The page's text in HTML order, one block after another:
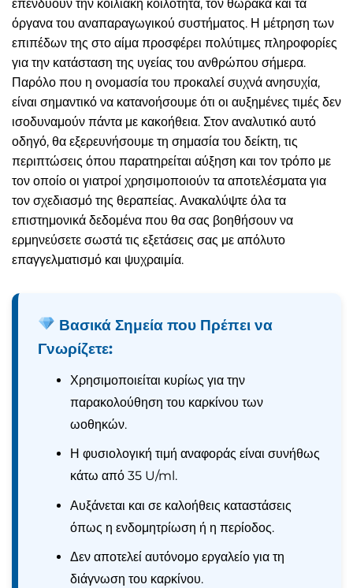
επενδύουν την κοιλιακή κοιλότητα, τον θώρακα και τα
όργανα του αναπαραγωγικού συστήματος. Η μέτρηση των
επιπέδων της στο αίμα προσφέρει πολύτιμες πληροφορίες
για την κατάσταση της υγείας του ανθρώπου σήμερα.
Παρόλο που η ονομασία του προκαλεί συχνά ανησυχία,
είναι σημαντικό να κατανοήσουμε ότι οι αυξημένες τιμές δεν
ισοδυναμούν πάντα με κακοήθεια. Στον αναλυτικό αυτό
οδηγό, θα εξερευνήσουμε τη σημασία του δείκτη, τις
περιπτώσεις όπου παρατηρείται αύξηση και τον τρόπο με
τον οποίο οι γιατροί χρησιμοποιούν τα αποτελέσματα για
τον σχεδιασμό της θεραπείας. Ανακαλύψτε όλα τα
επιστημονικά δεδομένα που θα σας βοηθήσουν να
ερμηνεύσετε σωστά τις εξετάσεις σας με απόλυτο
επαγγελματισμό και ψυχραιμία.
Βασικά Σημεία που Πρέπει να
Γνωρίζετε:
Χρησιμοποιείται κυρίως για την
παρακολούθηση του καρκίνου των
ωοθηκών.
Η φυσιολογική τιμή αναφοράς είναι συνήθως
κάτω από 35 U/ml.
Αυξάνεται και σε καλοήθεις καταστάσεις
όπως η ενδομητρίωση ή η περίοδος.
Δεν αποτελεί αυτόνομο εργαλείο για τη
διάγνωση του καρκίνου.